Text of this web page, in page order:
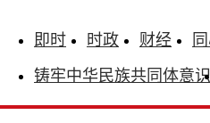
即时 时政 财经
铸牢中华民族共同体意识